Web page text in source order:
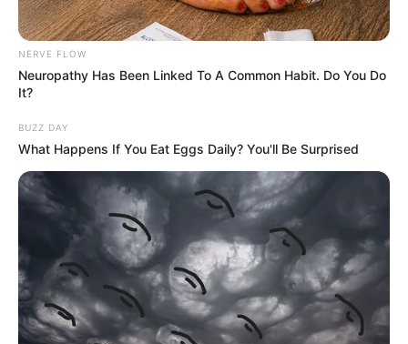
Walgreens Hides This $1 Generic Viagra - Here's
The Aisle It's Really In.
FRIDAY PLANS
See The Incredible Physical Transformations Of
These Stars
NERVE FLOW
Neuropathy Has Been Linked To A Common Habit. Do You Do
It?
BUZZ DAY
What Happens If You Eat Eggs Daily? You'll Be Surprised